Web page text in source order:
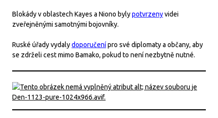
Blokády v oblastech Kayes a Niono bylypotvrzenyvidei
zveřejněnými samotnými bojovníky.
Ruské úřady vydalydoporučenípro své diplomaty a občany, aby
se zdrželi cest mimo Bamako, pokud to není nezbytně nutné.